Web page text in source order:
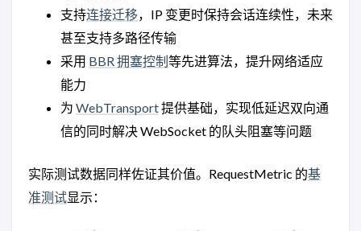
支持连接迁移，IP 变更时保持会话连续性，未来
甚至支持多路径传输
采用 BBR 拥塞控制等先进算法，提升网络适应
能力
为 WebTransport提供基础，实现低延迟双向通
信的同时解决 WebSocket 的队头阻塞等问题
实际测试数据同样佐证其价值。RequestMetric 的基
准测试显示：